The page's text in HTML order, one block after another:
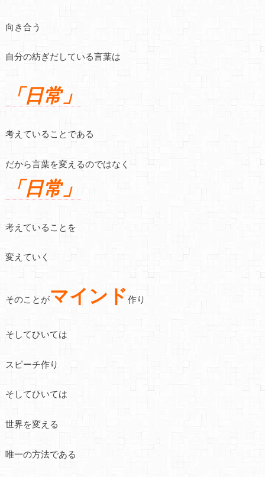
向き合う
自分の紡ぎだしている言葉は
「日常」
考えていることである
だから言葉を変えるのではなく
「日常」
考えていることを
変えていく
そのことがマインド作り
そしてひいては
スピーチ作り
そしてひいては
世界を変える
唯一の方法である